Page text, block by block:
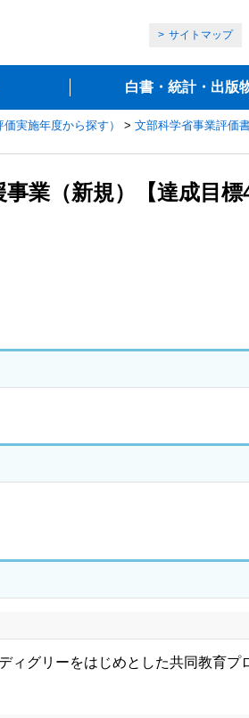
サイトマップ
白書・統計・出版
実施年度から探す） > 文部科学省事業評価
業（新規）【達成目標4
ィグリーをはじめとした共同教育